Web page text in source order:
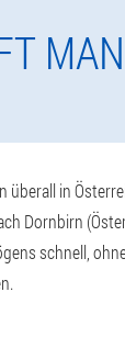
überall in
Dornbirn
schnell,